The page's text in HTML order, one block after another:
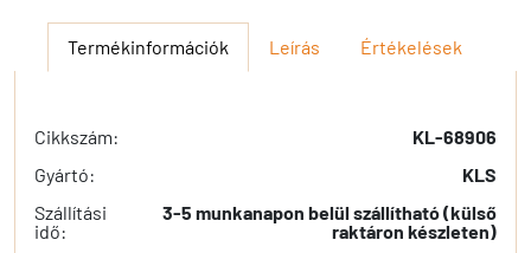
Termékinformációk Leírás Értékelések
Cikkszám:
KL-68906
Gyártó:
KLS
Szállítási
idő:
3-5 munkanapon belül szállítható (külső
raktáron készleten)